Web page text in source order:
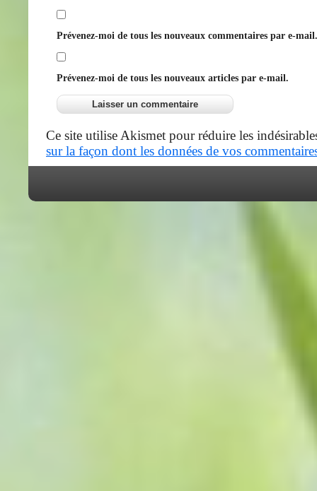
Prévenez-moi de tous les nouveaux commentaires par e-mail.
Prévenez-moi de tous les nouveaux articles par e-mail.
Ce site utilise Akismet pour réduire les
sur la façon dont les données de vos